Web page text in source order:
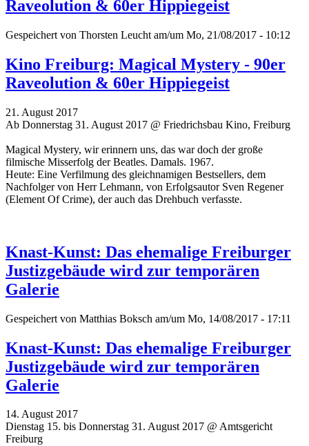
Raveolution & 60er Hippiegeist
Gespeichert von Thorsten Leucht am/um Mo, 21/08/2017 - 10:12
Kino Freiburg: Magical Mystery - 90er
Raveolution & 60er Hippiegeist
21. August 2017
Ab Donnerstag 31. August 2017 @ Friedrichsbau Kino, Freiburg
Magical Mystery, wir erinnern uns, das war doch der große
filmische Misserfolg der Beatles. Damals. 1967.
Heute: Eine Verfilmung des gleichnamigen Bestsellers, dem
Nachfolger von Herr Lehmann, von Erfolgsautor Sven Regener
(Element Of Crime), der auch das Drehbuch verfasste.
Knast-Kunst: Das ehemalige Freiburger
Justizgebäude wird zur temporären
Galerie
Gespeichert von Matthias Boksch am/um Mo, 14/08/2017 - 17:11
Knast-Kunst: Das ehemalige Freiburger
Justizgebäude wird zur temporären
Galerie
14. August 2017
Dienstag 15. bis Donnerstag 31. August 2017 @ Amtsgericht
Freiburg